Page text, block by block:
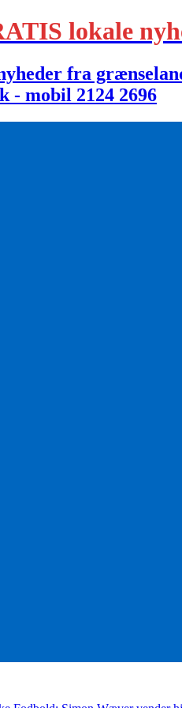
lokale
fra
- mobil 2124 2696